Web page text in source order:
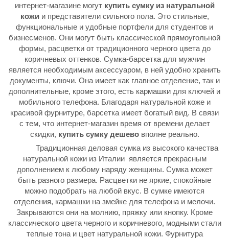
интернет-магазине могут купить сумку из натуральной
кожи и представители сильного пола. Это стильные,
функциональные и удобные портфели для студентов и
бизнесменов. Они могут быть классической прямоугольной
формы, расцветки от традиционного черного цвета до
коричневых оттенков. Сумка-барсетка для мужчин
является необходимым аксессуаром, в ней удобно хранить
документы, ключи. Она имеет как главное отделение, так и
дополнительные, кроме этого, есть кармашки для ключей и
мобильного телефона. Благодаря натуральной коже и
красивой фурнитуре, барсетка имеет богатый вид. В связи
с тем, что интернет-магазин время от времени делает
скидки, купить сумку дешево вполне реально.
Традиционная деловая сумка из высокого качества
натуральной кожи из Италии является прекрасным
дополнением к любому наряду женщины. Сумка может
быть разного размера. Расцветки не яркие, спокойные
можно подобрать на любой вкус. В сумке имеются
отделения, кармашки на змейке для телефона и мелочи.
Закрываются они на молнию, пряжку или кнопку. Кроме
классического цвета черного и коричневого, модными стали
теплые тона и цвет натуральной кожи. Фурнитура